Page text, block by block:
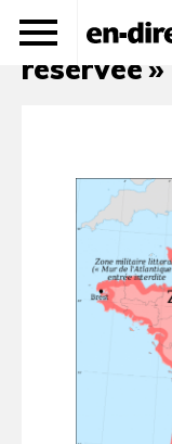
Vers une
réservée